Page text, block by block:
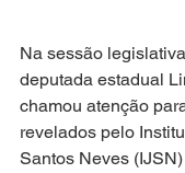
Na sessão
deputada estadual
chamou atenção
revelados pelo
Santos Neves